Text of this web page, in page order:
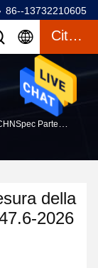
86--13732210605
Citazione
Nazionale GB/T 20147.6-2026 CIEDE2000
della
2026